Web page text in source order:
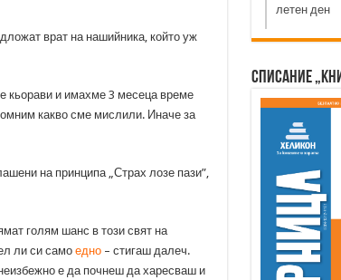
врат на нашийника, който уж
кьорави и имахме 3 месеца време
какво сме мислили. Иначе за
на принципа „Страх лозе пази”,
голям шанс в този свят на
ли си само едно– стигаш далеч.
е да почнеш да харесваш и
летен ден
Списание